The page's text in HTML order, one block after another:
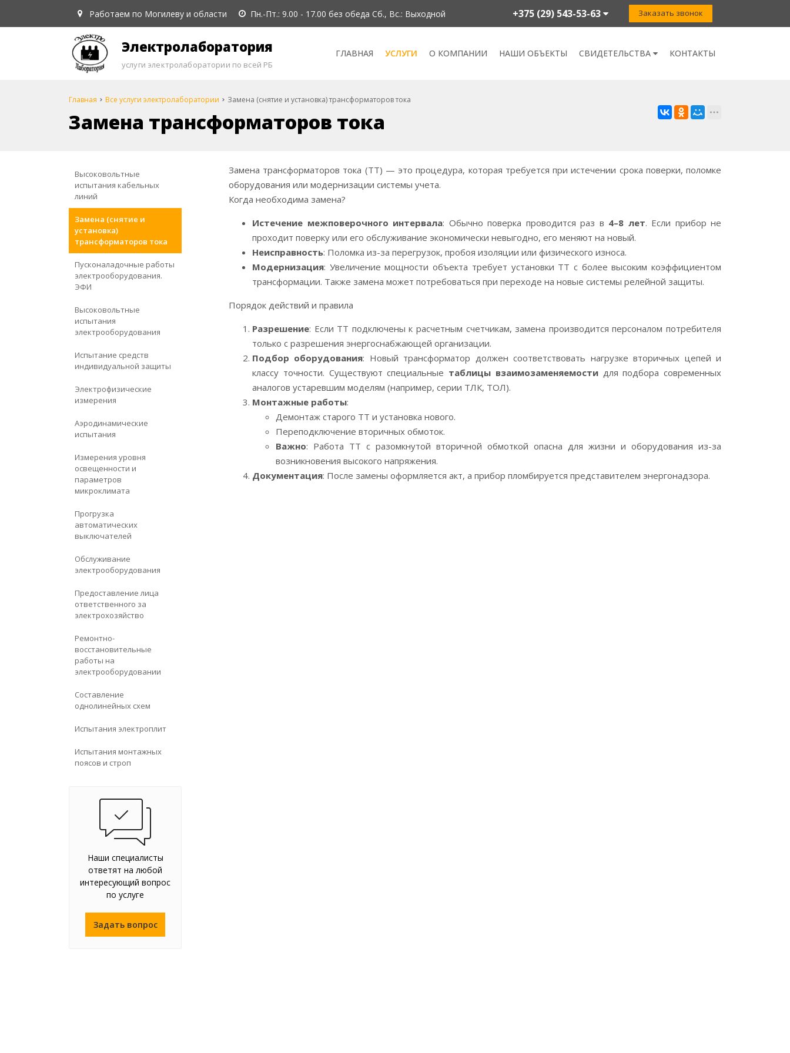
Работаем по Могилеву и области Пн.-Пт.: 9.00 - 17.00 без обеда Сб., Вс.: Выходной Заказать звонок
+375 (29) 543-53-63
Электролаборатория
услуги электролаборатории по всей РБ
ГЛАВНАЯ УСЛУГИ О КОМПАНИИ НАШИ ОБЪЕКТЫ СВИДЕТЕЛЬСТВА КОНТАКТЫ
Главная Все услуги электролаборатории Замена (снятие и установка) трансформаторов тока
Замена трансформаторов тока
Высоковольтные
испытания кабельных
линий
Замена (снятие и
установка)
трансформаторов тока
Пусконаладочные работы
электрооборудования.
ЭФИ
Высоковольтные
испытания
электрооборудования
Испытание средств
индивидуальной защиты
Электрофизические
измерения
Аэродинамические
испытания
Измерения уровня
освещенности и
параметров
микроклимата
Прогрузка
автоматических
выключателей
Обслуживание
электрооборудования
Предоставление лица
ответственного за
электрохозяйство
Ремонтно-
восстановительные
работы на
электрооборудовании
Составление
однолинейных схем
Испытания электроплит
Испытания монтажных
поясов и строп
Наши специалисты
ответят на любой
интересующий вопрос
по услуге
Задать вопрос
Замена трансформаторов тока (ТТ) — это процедура, которая требуется при истечении срока поверки, поломке
оборудования или модернизации системы учета.
Когда необходима замена?
Истечение межповерочного интервала: Обычно поверка проводится раз в 4–8 лет. Если прибор не
проходит поверку или его обслуживание экономически невыгодно, его меняют на новый.
Неисправность: Поломка из-за перегрузок, пробоя изоляции или физического износа.
Модернизация: Увеличение мощности объекта требует установки ТТ с более высоким коэффициентом
трансформации. Также замена может потребоваться при переходе на новые системы релейной защиты.
Порядок действий и правила
Разрешение: Если ТТ подключены к расчетным счетчикам, замена производится персоналом потребителя
только с разрешения энергоснабжающей организации.
Подбор оборудования: Новый трансформатор должен соответствовать нагрузке вторичных цепей и
классу точности. Существуют специальные таблицы взаимозаменяемостидля подбора современных
аналогов устаревшим моделям (например, серии ТЛК, ТОЛ).
Монтажные работы:
Демонтаж старого ТТ и установка нового.
Переподключение вторичных обмоток.
Важно: Работа ТТ с разомкнутой вторичной обмоткой опасна для жизни и оборудования из-за
возникновения высокого напряжения.
Документация: После замены оформляется акт, а прибор пломбируется представителем энергонадзора.